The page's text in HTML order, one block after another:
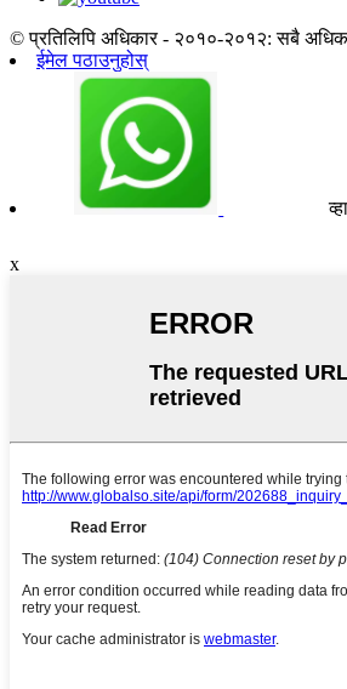
© प्रतिलिपि अधिकार - २०१०-२०१२: सबै
ईमेल पठाउनुहोस्
x